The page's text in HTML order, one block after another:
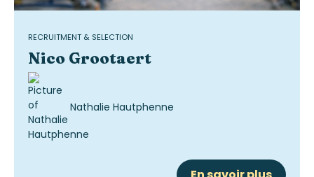
RECRUITMENT & SELECTION
Nico Grootaert
Nathalie Hautphenne